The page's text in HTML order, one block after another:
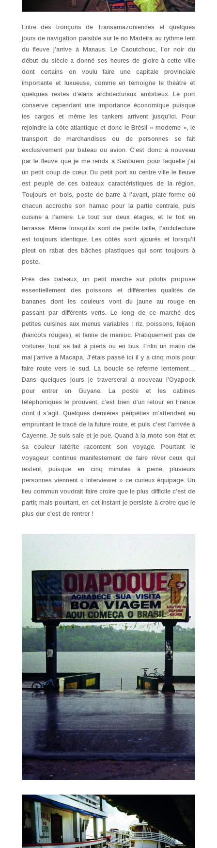
Entre des tronçons de Transamazoniennes et quelques
jours de navigation paisible sur le rio Madeira au rythme lent
du fleuve j’arrive à Manaus. Le Caoutchouc, l’or noir du
début du siècle a donné ses heures de gloire à cette ville
dont certains on voulu faire une capitale provinciale
importante et luxueuse, comme en témoigne le théâtre et
quelques restes d’élans architecturaux ambitieux. Le port
conserve cependant une importance économique puisque
les cargos et même les tankers arrivent jusqu’ici. Pour
rejoindre la côte atlantique et donc le Brésil « moderne », le
transport de marchandises ou de personnes se fait
exclusivement par bateau ou avion. C’est donc à nouveau
par le fleuve que je me rends à Santarem pour laquelle j’ai
un petit coup de cœur. Du petit port au centre ville le fleuve
est peuplé de ces bateaux caractéristiques de la région.
Toujours en bois, poste de barre à l’avant, plate forme où
chacun accroche son hamac pour la partie centrale, puis
cuisine à l’arrière. Le tout sur deux étages, et le toit en
terrasse. Même lorsqu’ils sont de petite taille, l’architecture
est toujours identique. Les côtés sont ajourés et lorsqu’il
pleut on rabat des bâches plastiques qui sont toujours à
poste.
Près des bateaux, un petit marché sur pilotis propose
essentiellement des poissons et différentes qualités de
bananes dont les couleurs vont du jaune au rouge en
passant par différents verts. Le long de ce marché des
petites cuisines aux menus variables : riz, poissons, feijaon
(haricots rouges), et farine de manioc. Pratiquement pas de
voitures, tout se fait à pieds ou en bus. Enfin un matin de
mai j’arrive à Macapa. J’étais passé ici il y a cinq mois pour
faire route vers le sud. La boucle se referme lentement…
Dans quelques jours je traverserai à nouveau l’Oyapock
pour entrer en Guyane. La poste et les cabines
téléphoniques le prouvent, c’est bien d’un retour en France
dont il s’agit. Quelques dernières péripéties m’attendent en
empruntant le tracé de la future route, et puis c’est l’arrivée à
Cayenne. Je suis sale et je pue. Quand à la moto son état et
sa couleur latérite racontent son voyage. Pourtant le
voyageur continue manifestement de faire rêver ceux qui
restent, puisque en cinq minutes à peine, plusieurs
personnes viennent « interviewer » ce curieux équipage. Un
lieu commun voudrait faire croire que le plus difficile c’est de
partir, mais pourtant, en cet instant je persiste à croire que le
plus dur c’est de rentrer !